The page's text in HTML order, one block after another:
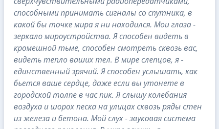
способными принимать сигналы со спутника, в
какой бы точке мира я ни находился. Мои глаза -
зеркало мироустройства. Я способен видеть в
кромешной тьме, способен смотреть сквозь вас,
видеть тепло ваших тел. В мире слепцов, я -
единственный зрячий. Я способен услышать, как
бьется ваше сердце, даже если вы утонете в
городской толпе в час пик. Я слышу колебания
воздуха и шорох песка на улицах сквозь ряды стен
из железа и бетона. Мой слух - звуковая система